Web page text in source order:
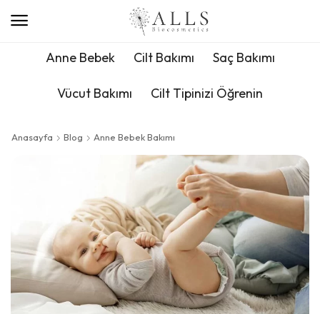
Anne Bebek Cilt Bakımı Saç Bakımı
Vücut Bakımı Cilt Tipinizi Öğrenin
Anasayfa Blog Anne Bebek Bakımı